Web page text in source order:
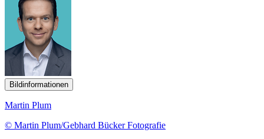
Bildinformationen
Martin Plum
© Martin Plum/Gebhard Bücker Fotografie